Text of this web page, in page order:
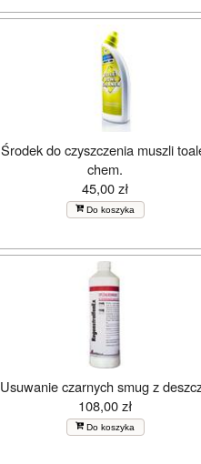
Środek do czyszczenia muszli
chem.
45,00 zł
Do koszyka
Usuwanie czarnych smug z
108,00 zł
Do koszyka